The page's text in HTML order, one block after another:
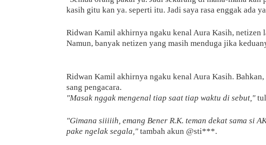
kasih gitu kan ya. seperti itu. Jadi saya rasa enggak ada
Ridwan Kamil akhirnya ngaku kenal Aura Kasih, netizen
Namun, banyak netizen yang masih menduga jika
Ridwan Kamil akhirnya ngaku kenal Aura Kasih.
sang pengacara.
"Masak nggak mengenal tiap saat tiap waktu di sebut,"
"Gimana siiiiih, emang Bener R.K. teman dekat sama si
pake ngelak segala," tambah akun @sti***.